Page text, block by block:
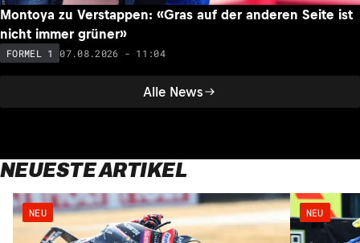
Alle News
Montoya zu Verstappen: «Gras auf der anderen Seite ist
nicht immer grüner»
FORMEL 1 07.08.2026 - 11:04
NEUESTE ARTIKEL
NEU NEU